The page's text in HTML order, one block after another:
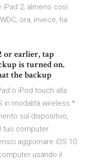
2; almeno così
ora, invece, ha
or earlier, tap
is turned on.
the backup
o iPod touch alla
in modalità wireless.*
sul dispositivo,
tuo computer.
aggiornare iOS 10
usando il